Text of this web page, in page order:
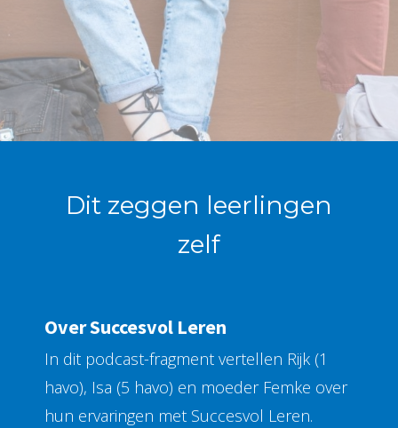
Dit zeggen leerlingen
zelf
Over Succesvol Leren
In dit podcast-fragment vertellen Rijk (1
havo), Isa (5 havo) en moeder Femke over
hun ervaringen met Succesvol Leren.